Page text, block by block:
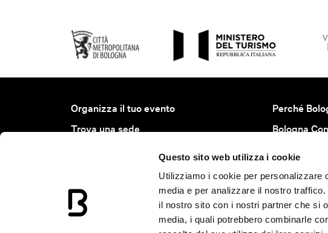
Questo sito web utilizza i cookie
Utilizziamo i cookie per personalizzare
media e per analizzare il nostro
il nostro sito con i nostri partner che si
media, i quali potrebbero combinarle
Organizza il tuo evento
Trova una sede
Join BCB
Calendario Eventi
Perché
Bologna
Teniamoci
Iscriviti alla